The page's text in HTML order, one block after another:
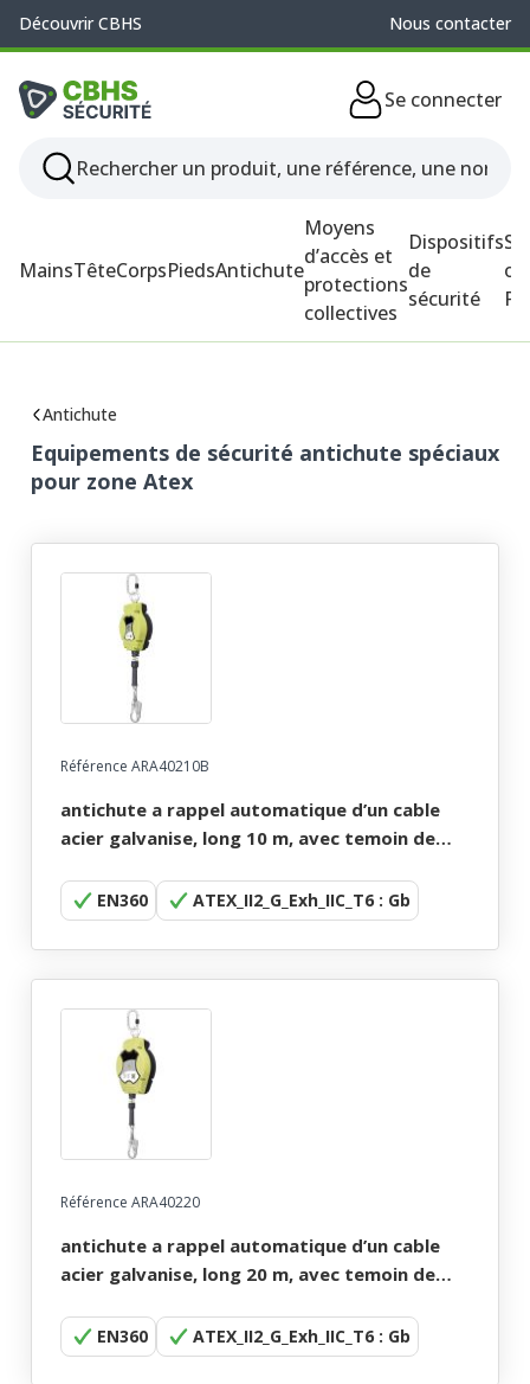
Découvrir CBHS Nous contacter
Se connecter
MainsTêteCorpsPiedsAntichute
Moyens
d’accès et
protections
collectives
Dispositifs
de
sécurité
Antichute
Equipements de sécurité antichute spéciaux
pour zone Atex
Référence ARA40210B
antichute a rappel automatique d’un cable
acier galvanise, long 10 m, avec temoin de
EN360 ATEX_II2_G_Exh_IIC_T6 : Gb
Référence ARA40220
antichute a rappel automatique d’un cable
acier galvanise, long 20 m, avec temoin de
EN360 ATEX_II2_G_Exh_IIC_T6 : Gb